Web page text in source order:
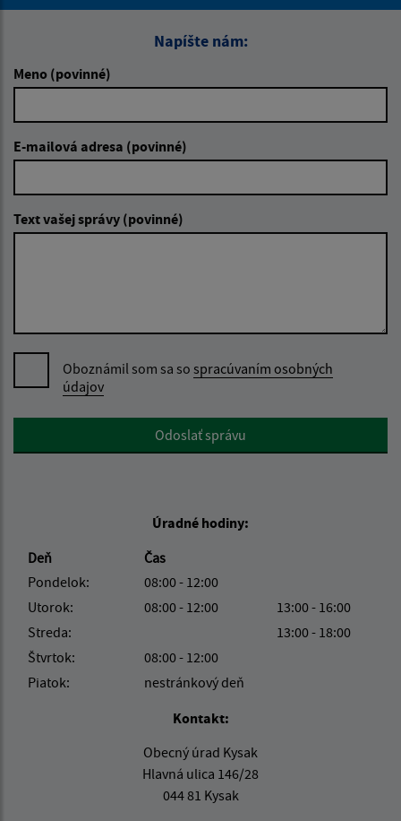
Napíšte nám:
Meno (povinné)
E-mailová adresa (povinné)
Text vašej správy (povinné)
Oboznámil som sa so spracúvaním osobných
údajov
Google reCaptcha ResponseOdoslať správu
Úradné hodiny:
Deň
Čas
Pondelok:
08:00 - 12:00
Utorok:
08:00 - 12:00
13:00 - 16:00
Streda:
13:00 - 18:00
Štvrtok:
08:00 - 12:00
Piatok:
nestránkový deň
Kontakt:
Obecný úrad Kysak
Hlavná ulica 146/28
044 81 Kysak